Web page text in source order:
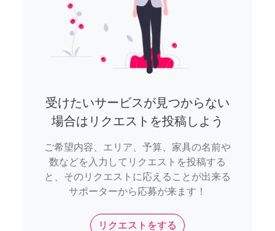
受けたいサービスが見つからない
場合はリクエストを投稿しよう
ご希望内容、エリア、予算、家具の名前や
数などを入力してリクエストを投稿する
と、そのリクエストに応えることが出来る
サポーターから応募が来ます！
リクエストをする